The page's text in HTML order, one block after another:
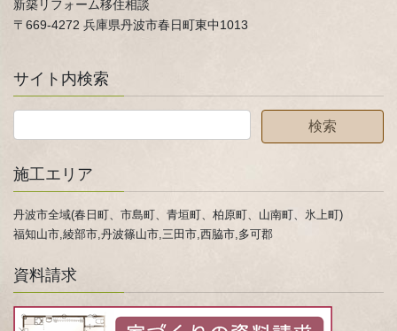
新築リフォーム移住相談
〒669-4272 兵庫県丹波市春日町東中1013
サイト内検索
施工エリア
丹波市全域(春日町、市島町、青垣町、柏原町、山南町、氷上町)
福知山市,綾部市,丹波篠山市,三田市,西脇市,多可郡
資料請求